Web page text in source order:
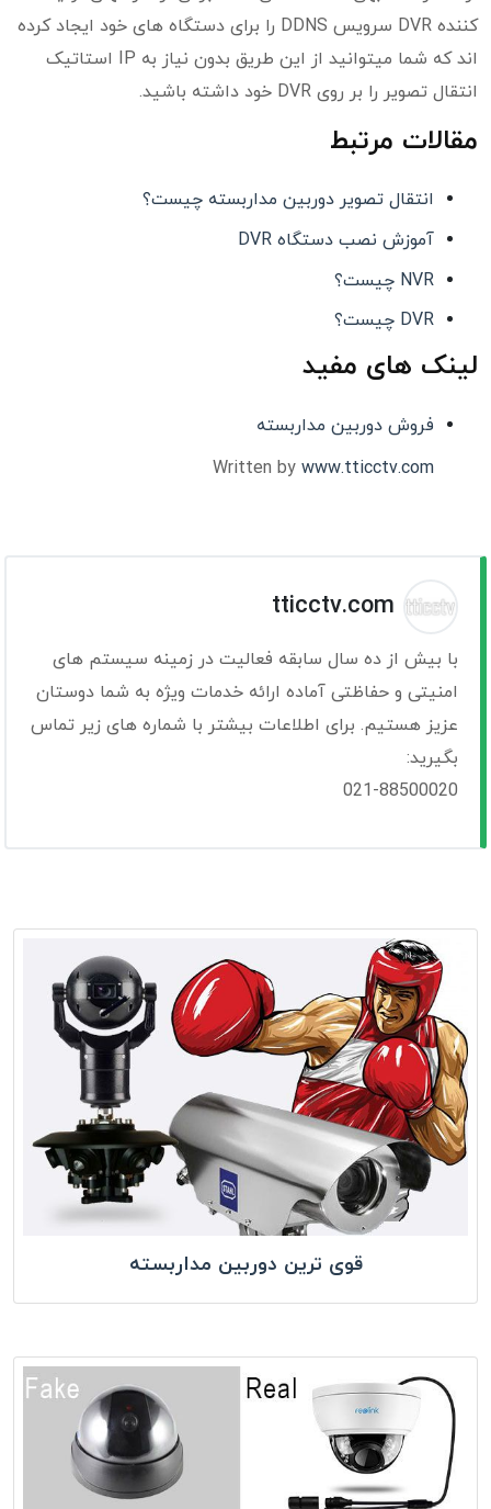
کننده DVR سرویس DDNS را برای دستگاه های خود ایجاد کرده
اند که شما میتوانید از این طریق بدون نیاز به IP استاتیک
انتقال تصویر را بر روی DVR خود داشته باشید.
مقالات مرتبط
انتقال تصویر دوربین مداربسته چیست؟
آموزش نصب دستگاه DVR
NVR چیست؟
DVR چیست؟
لینک های مفید
فروش دوربین مداربسته
Written by www.tticctv.com
tticctv.com
با بیش از ده سال سابقه فعالیت در زمینه سیستم های
امنیتی و حفاظتی آماده ارائه خدمات ویژه به شما دوستان
عزیز هستیم. برای اطلاعات بیشتر با شماره های زیر تماس
بگیرید:
021-88500020
قوی ترین دوربین مداربسته